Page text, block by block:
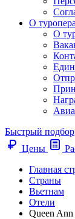
О
О
Быстрый подбор
Цены
Главная
Cтраны
Вьетнам
Отели
Queen Ann